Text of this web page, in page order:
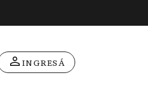
INGRESÁ